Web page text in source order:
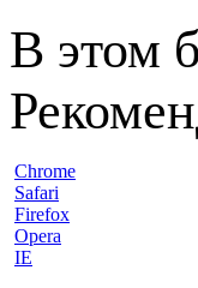
В этом
Chrome
Safari
Firefox
Opera
IE